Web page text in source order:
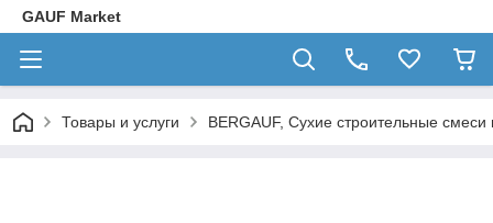
GAUF Market
Товары и услуги BERGAUF, Сухие строительные